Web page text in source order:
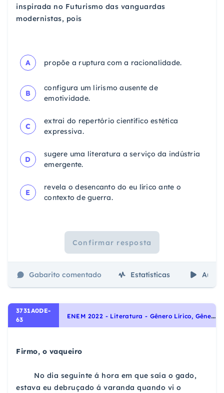
inspirada no Futurismo das vanguardas
modernistas, pois
A propõe a ruptura com a racionalidade.
B
configura um lirismo ausente de
emotividade.
C
extrai do repertório científico estética
expressiva.
D
sugere uma literatura a serviço da indústria
emergente.
E
revela o desencanto do eu lírico ante o
contexto de guerra.
Confirmar resposta
Gabarito comentado Estatísticas Aulas
3731A0DE-
63
E
NEM 2022 - Literatura - Gênero Lírico, Gêneros Literários
Firmo, o vaqueiro
No dia seguinte á hora em que saía o gado,
estava eu debruçado á varanda quando vi o